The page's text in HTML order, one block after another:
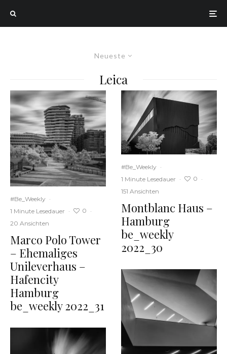
Neueste
Leica
#Be_Weekly ·
1 Minute Lesedauer · 0 ·
20 Ansichten
Marco Polo Tower
– Ehemaliges
Unileverhaus –
Hafencity
Hamburg
be_weekly 2022_31
#Be_Weekly ·
1 Minute Lesedauer · 0 ·
151 Ansichten
Montblanc Haus –
Hamburg
be_weekly
2022_30